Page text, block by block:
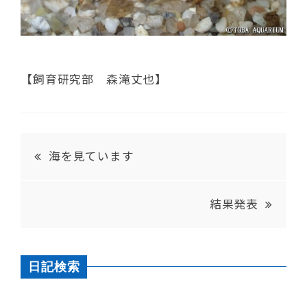
【飼育研究部 森滝丈也】
海を見ています
結果発表
日記検索